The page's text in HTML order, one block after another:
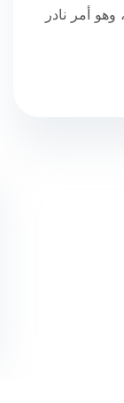
أمر نادر